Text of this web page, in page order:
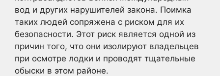
вод и других нарушителей закона. Поимка
таких людей сопряжена с риском для их
безопасности. Этот риск является одной из
причин того, что они изолируют владельцев
при осмотре лодки и проводят тщательные
обыски в этом районе.